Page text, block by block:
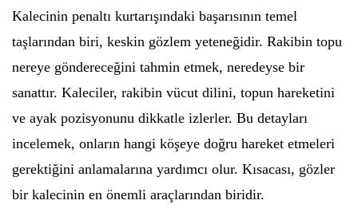
Kalecinin penaltı kurtarışındaki başarısının temel
taşlarından biri, keskin gözlem yeteneğidir. Rakibin topu
nereye göndereceğini tahmin etmek, neredeyse bir
sanattır. Kaleciler, rakibin vücut dilini, topun hareketini
ve ayak pozisyonunu dikkatle izlerler. Bu detayları
incelemek, onların hangi köşeye doğru hareket etmeleri
gerektiğini anlamalarına yardımcı olur. Kısacası, gözler
bir kalecinin en önemli araçlarından biridir.